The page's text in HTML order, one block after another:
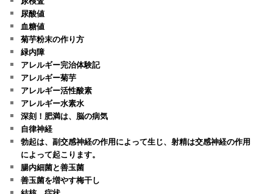
尿酸値
血糖値
菊芋粉末の作り方
緑内障
アレルギー完治体験記
アレルギー菊芋
アレルギー活性酸素
アレルギー水素水
深刻！肥満は、脳の病気
自律神経
勃起は、副交感神経の作用によって生じ、射精は交感神経の作用
によって起こります。
腸内細菌と善玉菌
善玉菌を増やす梅干し